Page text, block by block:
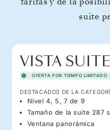
suite
VISTA SUITE
OFERTA POR TIEMPO LIMITADO
DESTACADOS DE LA
Nivel 4, 5, 7 de 9
Tamaño de la suite 287
Ventana panorámica